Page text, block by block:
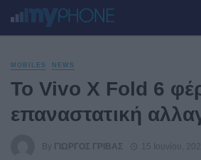
MOBILES NEWS
Το Vivo X Fold 6
επαναστατική
By ΓΙΏΡΓΟΣ ΓΡΊΒΑΣ 15 Ιουνίου,